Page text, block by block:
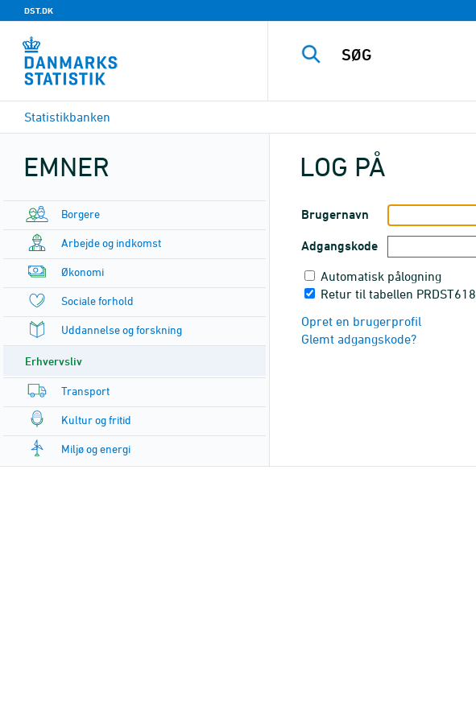
DST.DK
Statistikbanken
EMNER
Borgere
Arbejde og indkomst
Økonomi
Sociale forhold
Uddannelse og forskning
Erhvervsliv
Transport
Kultur og fritid
Miljø og energi
LOG PÅ
Brugernavn
Adgangskode
Automatisk pålogning
Retur til tabellen PRDST618
Opret en brugerprofil
Glemt adgangskode?